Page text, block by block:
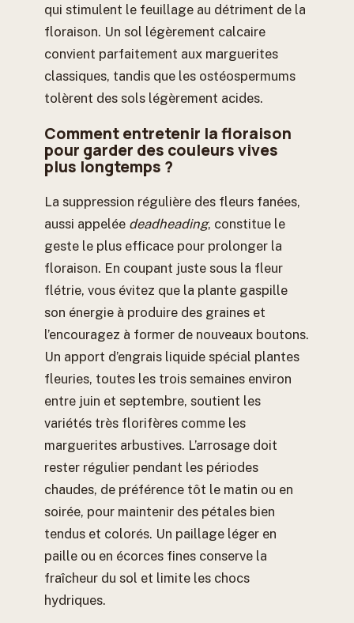
qui stimulent le feuillage au détriment de la
floraison. Un sol légèrement calcaire
convient parfaitement aux marguerites
classiques, tandis que les ostéospermums
tolèrent des sols légèrement acides.
Comment entretenir la floraison
pour garder des couleurs vives
plus longtemps ?
La suppression régulière des fleurs fanées,
aussi appelée deadheading, constitue le
geste le plus efficace pour prolonger la
floraison. En coupant juste sous la fleur
flétrie, vous évitez que la plante gaspille
son énergie à produire des graines et
l’encouragez à former de nouveaux boutons.
Un apport d’engrais liquide spécial plantes
fleuries, toutes les trois semaines environ
entre juin et septembre, soutient les
variétés très florifères comme les
marguerites arbustives. L’arrosage doit
rester régulier pendant les périodes
chaudes, de préférence tôt le matin ou en
soirée, pour maintenir des pétales bien
tendus et colorés. Un paillage léger en
paille ou en écorces fines conserve la
fraîcheur du sol et limite les chocs
hydriques.